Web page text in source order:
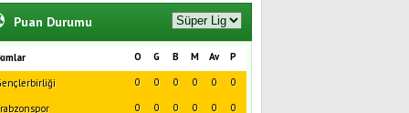
Puan Durumu
P
Av
M
B
G
O
0
0
0
0
0
0
0
0
0
0
0
0